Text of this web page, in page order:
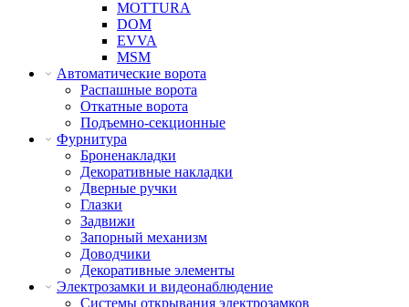
MOTTURA
DOM
EVVA
MSM
Автоматические ворота
Распашные ворота
Откатные ворота
Подъемно-секционные
Фурнитура
Броненакладки
Декоративные накладки
Дверные ручки
Глазки
Задвижи
Запорный механизм
Доводчики
Декоративные элементы
Электрозамки и видеонаблюдение
Системы открывания электрозамков